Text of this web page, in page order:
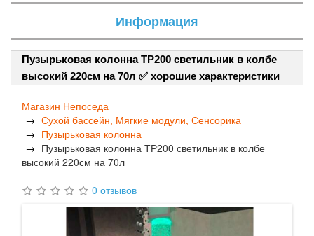
Информация
Пузырьковая колонна ТР200 светильник в колбе
высокий 220см на 70л ✅ хорошие характеристики
Магазин Непоседа
Сухой бассейн, Мягкие модули, Сенсорика
Пузырьковая колонна
Пузырьковая колонна ТР200 светильник в колбе
высокий 220см на 70л
0 отзывов